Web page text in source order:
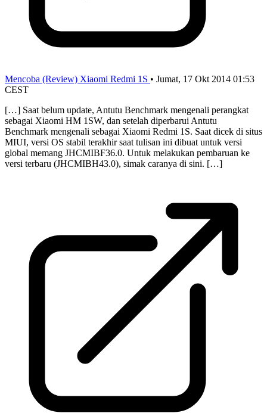
Mencoba (Review) Xiaomi Redmi 1S • Jumat, 17 Okt 2014 01:53
CEST
[…] Saat belum update, Antutu Benchmark mengenali perangkat
sebagai Xiaomi HM 1SW, dan setelah diperbarui Antutu
Benchmark mengenali sebagai Xiaomi Redmi 1S. Saat dicek di situs
MIUI, versi OS stabil terakhir saat tulisan ini dibuat untuk versi
global memang JHCMIBF36.0. Untuk melakukan pembaruan ke
versi terbaru (JHCMIBH43.0), simak caranya di sini. […]